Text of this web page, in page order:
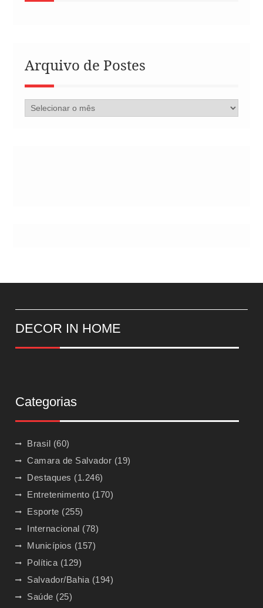
Arquivo de Postes
Arquivo
de
DECOR IN HOME
Categorias
Brasil (60)
Camara de Salvador (19)
Destaques (1.246)
Entretenimento (170)
Esporte (255)
Internacional (78)
Municípios (157)
Política (129)
Salvador/Bahia (194)
Saúde (25)